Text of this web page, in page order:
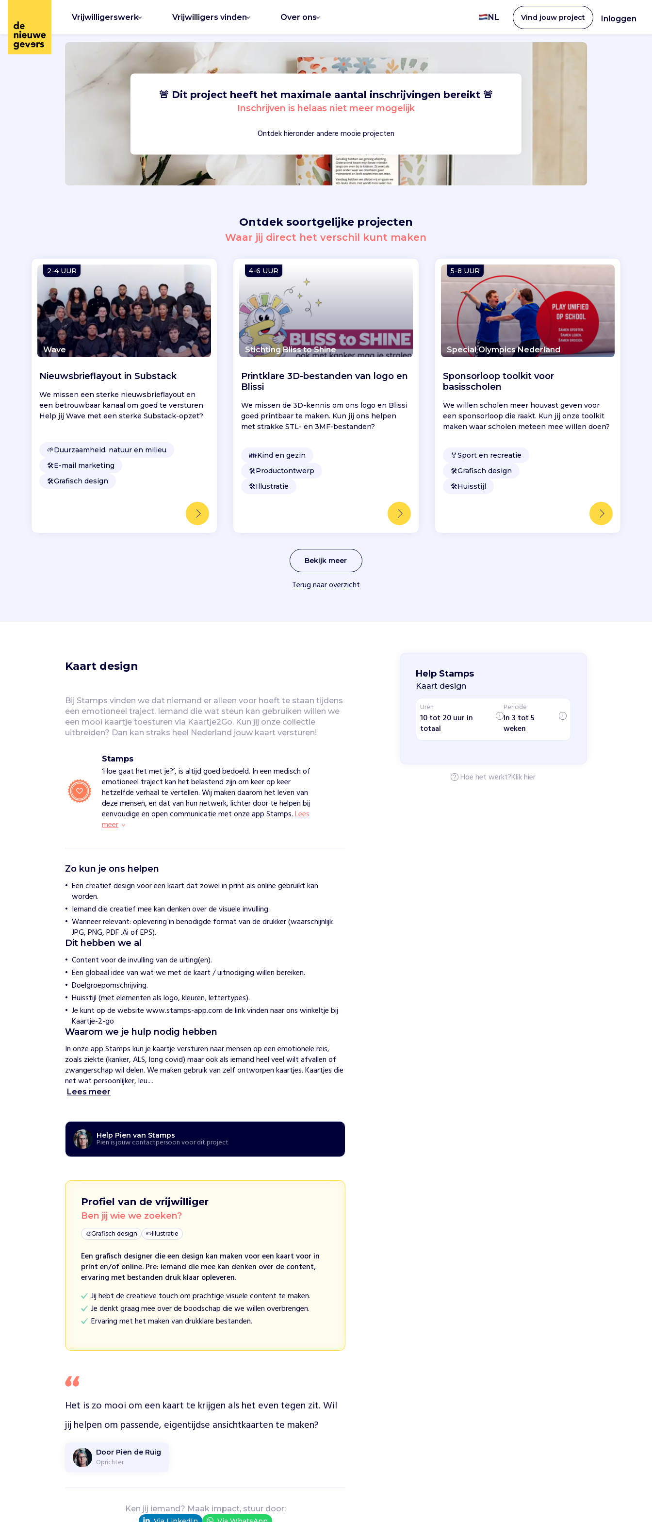
Vrijwilligerswerk Vrijwilligers vinden Over ons NL Vind jouw project Inloggen
🚨 Dit project heeft het maximale aantal inschrijvingen bereikt 🚨
Inschrijven is helaas niet meer mogelijk
Ontdek hieronder andere mooie projecten
Ontdek soortgelijke projecten
Waar jij direct het verschil kunt maken
2-4 UUR
Wave
Nieuwsbrieflayout in Substack
We missen een sterke nieuwsbrieflayout en
een betrouwbaar kanaal om goed te versturen.
Help jij Wave met een sterke Substack-opzet?
🌱Duurzaamheid, natuur en milieu
🛠️E-mail marketing
🛠️Grafisch design
4-6 UUR
Stichting Bliss to Shine
Printklare 3D-bestanden van logo en
Blissi
We missen de 3D-kennis om ons logo en Blissi
goed printbaar te maken. Kun jij ons helpen
met strakke STL- en 3MF-bestanden?
👪Kind en gezin
🛠️Productontwerp
🛠️Illustratie
5-8 UUR
Special Olympics Nederland
Sponsorloop toolkit voor
basisscholen
We willen scholen meer houvast geven voor
een sponsorloop die raakt. Kun jij onze toolkit
maken waar scholen meteen mee willen doen?
🏅Sport en recreatie
🛠️Grafisch design
🛠️Huisstijl
Bekijk meer
Terug naar overzicht
Kaart design
Bij Stamps vinden we dat niemand er alleen voor hoeft te staan tijdens
een emotioneel traject. Iemand die wat steun kan gebruiken willen we
een mooi kaartje toesturen via Kaartje2Go. Kun jij onze collectie
uitbreiden? Dan kan straks heel Nederland jouw kaart versturen!
Stamps
‘Hoe gaat het met je?’, is altijd goed bedoeld. In een medisch of
emotioneel traject kan het belastend zijn om keer op keer
hetzelfde verhaal te vertellen. Wij maken daarom het leven van
deze mensen, en dat van hun netwerk, lichter door te helpen bij
eenvoudige en open communicatie met onze app Stamps.Lees
meer
t
m
p
s
H
o
e
w
i
j
h
e
l
e
n
H
e
t
i
s
v
o
r
n
a
e
e
v
a
g
e
h
o
Zo kun je ons helpen
Een creatief design voor een kaart dat zowel in print als online gebruikt kan
worden.
Iemand die creatief mee kan denken over de visuele invulling.
Wanneer relevant: oplevering in benodigde format van de drukker (waarschijnlijk
JPG, PNG, PDF .Ai of EPS).
Dit hebben we al
Content voor de invulling van de uiting(en).
Een globaal idee van wat we met de kaart / uitnodiging willen bereiken.
Doelgroepomschrijving.
Huisstijl (met elementen als logo, kleuren, lettertypes).
Je kunt op de website www.stamps-app.com de link vinden naar ons winkeltje bij
Kaartje-2-go
Waarom we je hulp nodig hebben
In onze app Stamps kun je kaartje versturen naar mensen op een emotionele reis,
zoals ziekte (kanker, ALS, long covid) maar ook als iemand heel veel wilt afvallen of
zwangerschap wil delen. We maken gebruik van zelf ontworpen kaartjes. Kaartjes die
net wat persoonlijker, leu....
Lees meer
Help Pien van Stamps
Pien is jouw contactpersoon voor dit project
Profiel van de vrijwilliger
Ben jij wie we zoeken?
🎨Grafisch design ✏️Illustratie
Een grafisch designer die een design kan maken voor een kaart voor in
print en/of online. Pre: iemand die mee kan denken over de content,
ervaring met bestanden druk klaar opleveren.
Jij hebt de creatieve touch om prachtige visuele content te maken.
Je denkt graag mee over de boodschap die we willen overbrengen.
Ervaring met het maken van drukklare bestanden.
Het is zo mooi om een kaart te krijgen als het even tegen zit. Wil
jij helpen om passende, eigentijdse ansichtkaarten te maken?
Door Pien de Ruig
Oprichter
Ken jij iemand? Maak impact, stuur door:
Help Stamps
Kaart design
Uren
10 tot 20 uur in
totaal
Periode
In 3 tot 5
weken
Hoe het werkt?Klik hier